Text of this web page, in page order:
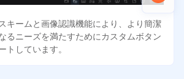
キームと画像認識機能により、より簡潔
るニーズを満たすためにカスタムボタン
トしています。